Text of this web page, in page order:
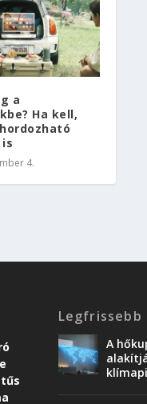
a
Ha kell,
4.
Legfrissebb
A